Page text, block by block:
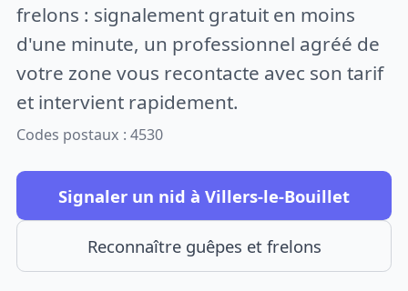
frelons : signalement gratuit en moins
d'une minute, un professionnel agréé de
votre zone vous recontacte avec son tarif
et intervient rapidement.
Codes postaux : 4530
Signaler un nid à Villers-le-Bouillet
Reconnaître guêpes et frelons